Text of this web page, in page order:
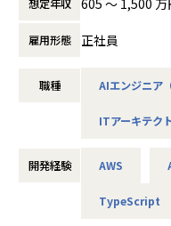
・ 最新トレンドを把握す
進化が速く、情報収集・
セキュリティ分野のあら
次のステップとして、技
【プロジェクト例】
上げまで、多様な規模の
特にデータおよびAI領域
スからシステム導入支援
【業務詳細】
・データ/AI領域の提案活
ジェクトマネジメント
想定年収
雇用形態 正社員
職種 AIエンジニア
ITアーキテク
開発経験 AWS
TypeScript